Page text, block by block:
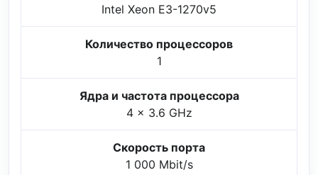
Intel Xeon E3-1270v5
Количество процессоров
1
Ядра и частота процессора
4 x 3.6 GHz
Скорость порта
1 000 Mbit/s